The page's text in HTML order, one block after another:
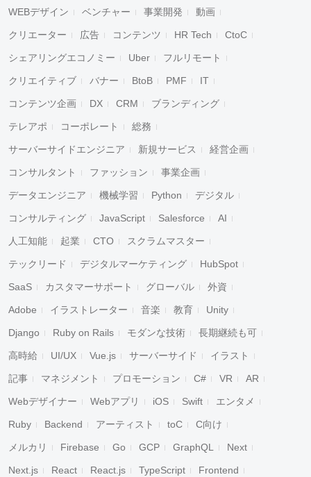
WEBデザイン ベンチャー 事業開発 動画
クリエーター 広告 コンテンツ HR Tech CtoC
シェアリングエコノミー Uber フルリモート
クリエイティブ バナー BtoB PMF IT
コンテンツ企画 DX CRM ブランディング
テレアポ コーポレート 総務
サーバーサイドエンジニア 新規サービス 経営企画
コンサルタント ファッション 事業企画
データエンジニア 機械学習 Python デジタル
コンサルティング JavaScript Salesforce AI
人工知能 起業 CTO スクラムマスター
テックリード デジタルマーケティング HubSpot
SaaS カスタマーサポート グローバル 外資
Adobe イラストレーター 音楽 教育 Unity
Django Ruby on Rails モダンな技術 長期継続も可
高時給 UI/UX Vue.js サーバーサイド イラスト
記事 マネジメント プロモーション C# VR AR
Webデザイナー Webアプリ iOS Swift エンタメ
Ruby Backend アーティスト toC C向け
メルカリ Firebase Go GCP GraphQL Next
Next.js React React.js TypeScript Frontend